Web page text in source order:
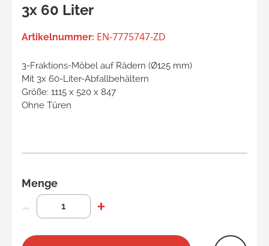
3x 60 Liter
Artikelnummer: EN-7775747-ZD
3-Fraktions-Möbel auf Rädern (Ø125 mm)
Mit 3x 60-Liter-Abfallbehältern
Größe: 1115 x 520 x 847
Ohne Türen
Menge